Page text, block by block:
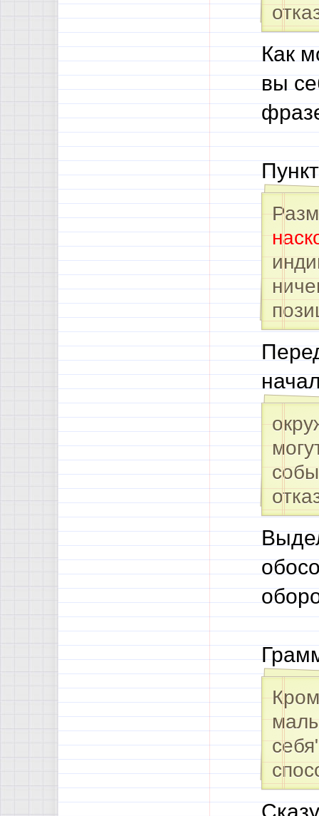
Как
вы